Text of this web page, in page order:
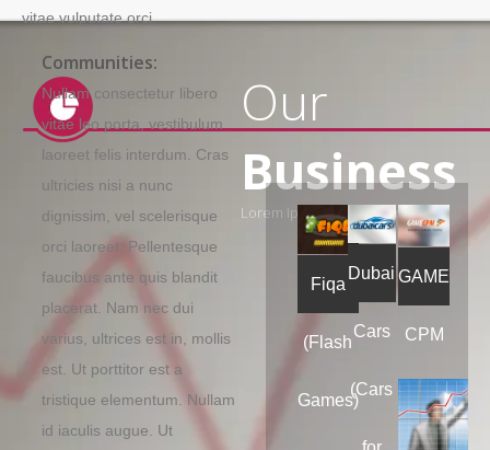
vitae vulputate orci.
Communities:
Nullam consectetur libero
vitae leo porta, vestibulum
laoreet felis interdum. Cras
ultricies nisi a nunc
dignissim, vel scelerisque
orci laoreet. Pellentesque
faucibus ante quis blandit
placerat. Nam nec dui
varius, ultrices est in, mollis
est. Ut porttitor est a
tristique elementum. Nullam
id iaculis augue. Ut
Our
Business
Lorem Ipsum Dolar Sit amet
Fiqa
(Flash
Games)
Dubai
Cars
(Cars
GAME
CPM